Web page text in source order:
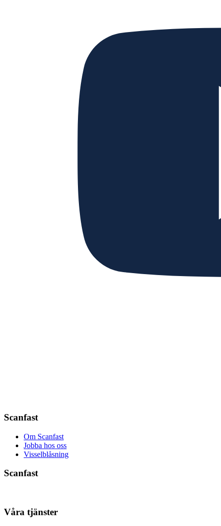
Scanfast
Om Scanfast
Jobba hos oss
Visselblåsning
Scanfast
Våra tjänster